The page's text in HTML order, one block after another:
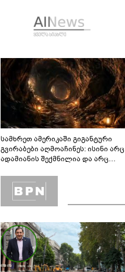
სამხრეთ ამერიკაში გიგანტური
გვირაბები აღმოაჩინეს: ისინი არც
ადამიანის შექმნილია და არც
ლაბირინთები?